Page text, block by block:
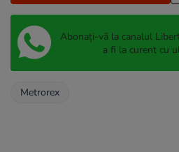
Abonați-vă la canalul
a fi la curent cu
Metrorex